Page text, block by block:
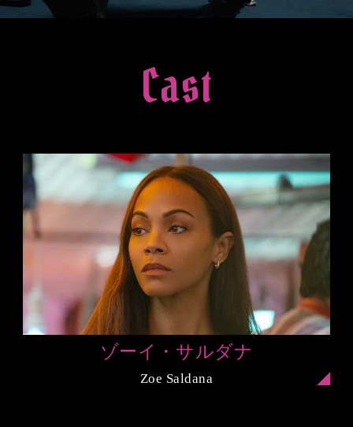
Cast
ゾーイ・サルダナ
Zoe Saldana